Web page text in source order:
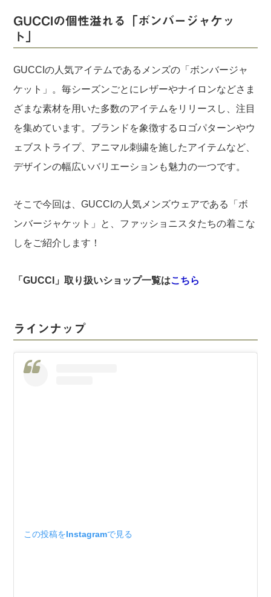
GUCCIの個性溢れる「ボンバージャケッ
ト」
GUCCIの人気アイテムであるメンズの「ボンバージャ
ケット」。毎シーズンごとにレザーやナイロンなどさま
ざまな素材を用いた多数のアイテムをリリースし、注目
を集めています。ブランドを象徴するロゴパターンやウ
ェブストライプ、アニマル刺繍を施したアイテムなど、
デザインの幅広いバリエーションも魅力の一つです。
そこで今回は、GUCCIの人気メンズウェアである「ボ
ンバージャケット」と、ファッショニスタたちの着こな
しをご紹介します！
「GUCCI」取り扱いショップ一覧はこちら
ラインナップ
この投稿をInstagramで見る